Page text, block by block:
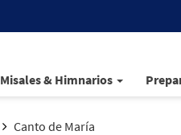
Misales & Himnarios
Canto de María